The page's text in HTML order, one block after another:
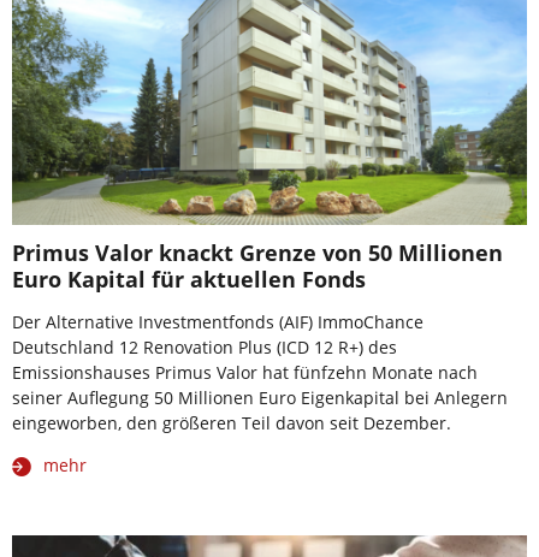
Primus Valor knackt Grenze von 50 Millionen
Euro Kapital für aktuellen Fonds
Der Alternative Investmentfonds (AIF) ImmoChance
Deutschland 12 Renovation Plus (ICD 12 R+) des
Emissionshauses Primus Valor hat fünfzehn Monate nach
seiner Auflegung 50 Millionen Euro Eigenkapital bei Anlegern
eingeworben, den größeren Teil davon seit Dezember.
mehr